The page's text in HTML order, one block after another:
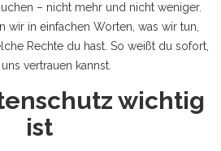
– nicht mehr und nicht weniger.
wir in einfachen Worten, was wir tun,
Rechte du hast. So weißt du sofort,
vertrauen kannst.
wichtig
ist